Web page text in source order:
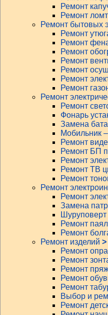
Ремонт
Ремонт
Ремонт бытовых
Ремонт
Ремонт
Ремонт
Ремонт
Ремонт
Ремонт
Ремонт
Ремонт
Ремонт
Фонарь
Замена
Мобильник
Ремонт
Ремонт БП
Ремонт
Ремонт ТВ
Ремонт
Ремонт
Ремонт
Замена
Ремонт
Ремонт
Ремонт изделий >
Ремонт
Ремонт
Ремонт
Ремонт
Ремонт
Выбор и
Ремонт